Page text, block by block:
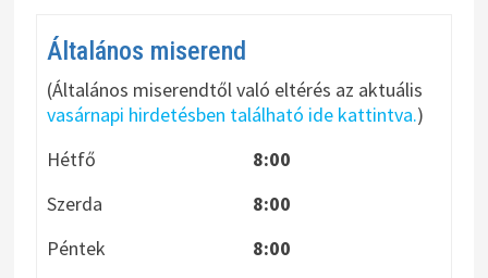
Általános miserend
(Általános miserendtől való eltérés az aktuális
vasárnapi hirdetésben található ide kattintva.)
Hétfő
8:00
Szerda
8:00
Péntek
8:00